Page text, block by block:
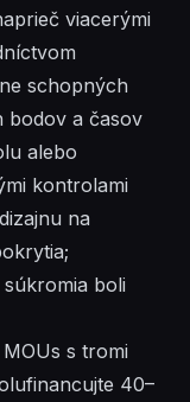
viacerými
schopných
bodov a časov
alebo
kontrolami
na
boli
s tromi
40–